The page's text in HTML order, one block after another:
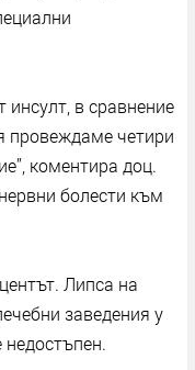
инсулт, в сравнение
провеждаме четири
коментира доц.
болести към
Липса на
заведения у
недостъпен.